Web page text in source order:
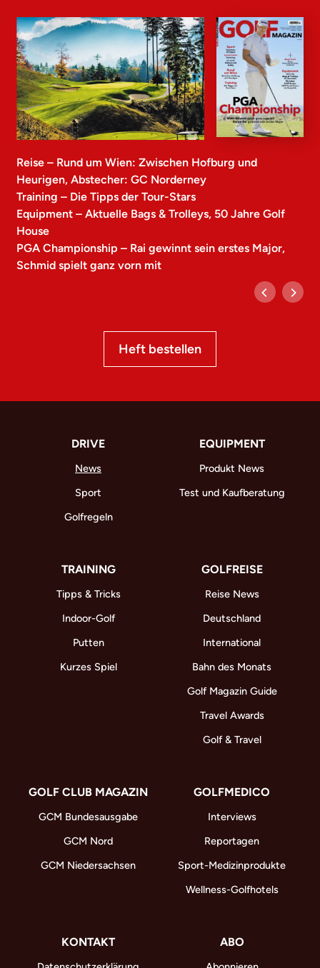
Reise – Rund um Wien: Zwischen Hofburg und
Heurigen, Abstecher: GC Norderney
Training – Die Tipps der Tour-Stars
Equipment – Aktuelle Bags & Trolleys, 50 Jahre Golf
House
PGA Championship – Rai gewinnt sein erstes Major,
Schmid spielt ganz vorn mit
Heft bestellen
DRIVE
News
Sport
Golfregeln
EQUIPMENT
Produkt News
Test und Kaufberatung
TRAINING
Tipps & Tricks
Indoor-Golf
Putten
Kurzes Spiel
GOLFREISE
Reise News
Deutschland
International
Bahn des Monats
Golf Magazin Guide
Travel Awards
Golf & Travel
GOLF CLUB MAGAZIN
GCM Bundesausgabe
GCM Nord
GCM Niedersachsen
GOLFMEDICO
Interviews
Reportagen
Sport-Medizinprodukte
Wellness-Golfhotels
KONTAKT ABO